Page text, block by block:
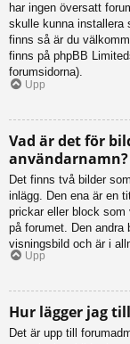
har ingen översatt
skulle kunna installera
finns så är du
finns på phpBB
forumsidorna).
Upp
Vad är det för
användarnamn?
Det finns två bilder
inlägg. Den ena är en
prickar eller block som
på forumet. Den andra
visningsbild och är i
Upp
Hur lägger jag
Det är upp till